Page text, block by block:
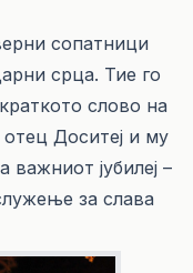
сопатници
срца. Тие го
слово на
Доситеј и му
важниот јубилеј –
за слава